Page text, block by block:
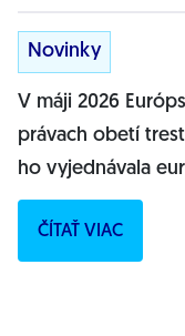
Novinky
V máji 2026
právach obetí
ho vyjednávala
(Progresívne
ČÍTAŤ VIAC